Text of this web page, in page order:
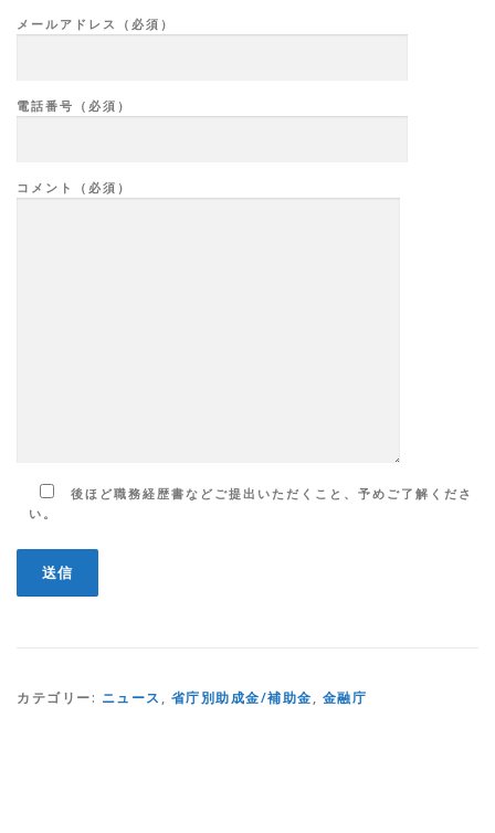
メールアドレス（必須）
電話番号（必須）
コメント（必須）
後ほど職務経歴書などご提出いただくこと、予めご了解くださ
い。
カテゴリー: ニュース, 省庁別助成金/補助金, 金融庁